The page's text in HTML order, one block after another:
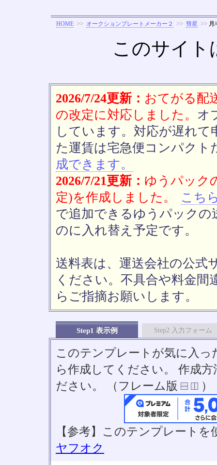
HOME >> オークションプレートメーカー２ >> 彗星 >> 月
このサイト
2026/7/24更新： おてがる配
の改定に対応しました。 オ
しています。対応が遅れ
た運賃は宅急便コンパクト
成できます。
2026/7/21更新： ゆうパック
定)を作成しました。
こち
で追加できるゆうパックの
のに入れ替え予定です。
送料表は、運送会社の公式
ください。不具合や料金間
らご指摘お願いします。
Step1 表示例 Step2 入力フォーム
このテンプレートが気に入っ
ら作成してください。 作成
ださい。 （フレーム版
）
【参考】このテンプレート
ヤフオク